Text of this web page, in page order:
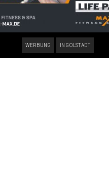
WERBUNG INGOLSTADT